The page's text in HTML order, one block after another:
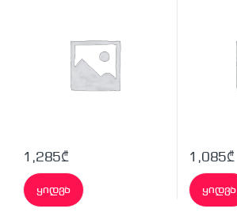
1,285₾
ყიდვა
1,085₾
ყიდვა